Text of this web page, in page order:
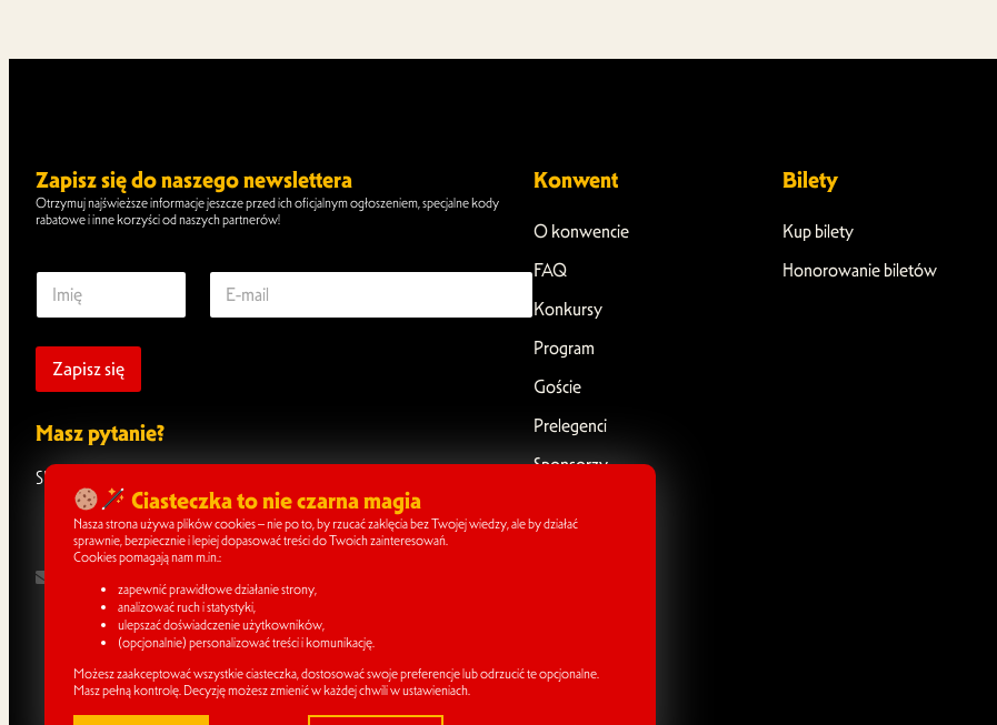
Zapisz się do naszego newslettera
Otrzymuj najświeższe informacje jeszcze przed ich oficjalnym ogłoszeniem, specjalne kody
rabatowe i inne korzyści od naszych partnerów!
a
l
-
a
I
i
ę
E
m
Zapisz się
Masz pytanie?
Skontaktuj się z nami!
info@fantasymagiccon.pl
Konwent
O konwencie
FAQ
Konkursy
Program
Goście
Prelegenci
Sponsorzy
Bilety
Kup bilety
Honorowanie biletów
Ciasteczka to nie czarna magia
Nasza strona używa plików cookies – nie po to, by rzucać zaklęcia bez Twojej wiedzy, ale by działać
sprawnie, bezpiecznie i lepiej dopasować treści do Twoich zainteresowań.
Cookies pomagają nam m.in.:
zapewnić prawidłowe działanie strony,
analizować ruch i statystyki,
ulepszać doświadczenie użytkowników,
(opcjonalnie) personalizować treści i komunikację.
Możesz zaakceptować wszystkie ciasteczka, dostosować swoje preferencje lub odrzucić te opcjonalne.
Masz pełną kontrolę. Decyzję możesz zmienić w każdej chwili w ustawieniach.